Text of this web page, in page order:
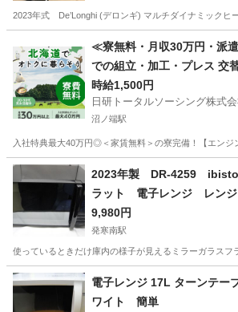
2023年式 De’Longhi (デロンギ) マルチダイナミックヒ
環状通東駅 季節、空調家電
マルチダイナミックヒーター
≪寮無料・月収30万円・派
での組立・加工・プレス 交
時給1,500円
日研トータルソーシング株式
沼ノ端駅
入社特典最大40万円◎＜家賃無料＞の寮完備！【エン
北海道 苫小牧市 沼ノ端駅
2023年製 DR-4259
ラット 電子レンジ レン
バード) 電子レンジ ヘルツフ
し フラットテーブル 20L 4
分タイマー ミラーガラス ブ
9,980円
発寒南駅
使っているときだけ庫内の様子が見えるミラーガラス
北海道 札幌市 発寒南駅 キッチン家電
電子レンジ 17L ターンテ
ワイト 簡単